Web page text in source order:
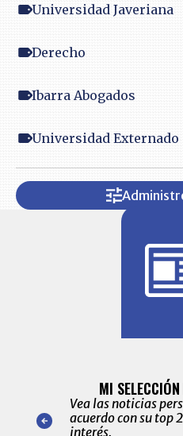
Universidad Javeriana
Derecho
Ibarra Abogados
Universidad Externado
nuestro
para
MI
Vea las noticias
acuerdo con su top
interés.